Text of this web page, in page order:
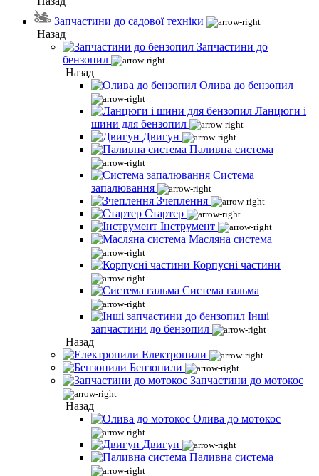
Запчастини до садової техніки
Назад
Запчастини до
бензопил
Назад
Олива до бензопил
Ланцюги і
шини для бензопил
Двигун
Паливна система
Система
запалювання
Зчеплення
Стартер
Інструмент
Масляна система
Корпусні частини
Система гальма
Інші
запчастини до бензопил
Назад
Електропили
Бензопили
Запчастини до мотокос
Назад
Олива до мотокос
Двигун
Паливна система